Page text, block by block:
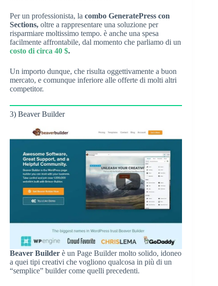
Per un professionista, la combo GeneratePress con
Sections, oltre a rappresentare una soluzione per
risparmiare moltissimo tempo. è anche una spesa
facilmente affrontabile, dal momento che parliamo di un
costo di circa 40 $.
Un importo dunque, che risulta oggettivamente a buon
mercato, e comunque inferiore alle offerte di molti altri
competitor.
3) Beaver Builder
Beaver Builder è un Page Builder molto solido, idoneo
a quei tipi creativi che vogliono qualcosa in più di un
“semplice” builder come quelli precedenti.